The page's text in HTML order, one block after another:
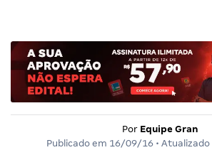
Por Equipe Gran
Publicado em 16/09/16 • Atualizado